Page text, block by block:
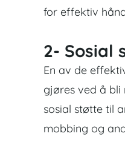
for effektiv
2- Sosial
En av de
gjøres ved å bli
sosial støtte til
mobbing og